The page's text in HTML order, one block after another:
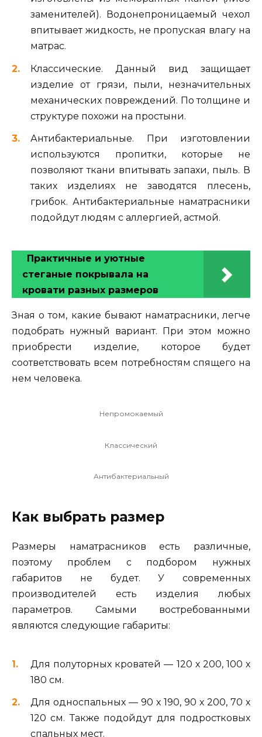
заменителей). Водонепроницаемый чехол
впитывает жидкость, не пропуская влагу на
матрас.
Классические. Данный вид защищает
изделие от грязи, пыли, незначительных
механических повреждений. По толщине и
структуре похожи на простыни.
Антибактериальные. При изготовлении
используются пропитки, которые не
позволяют ткани впитывать запахи, пыль. В
таких изделиях не заводятся плесень,
грибок. Антибактериальные наматрасники
подойдут людям с аллергией, астмой.
Практичные и уютные
стеганые покрывала на
кровати разных размеров
Зная о том, какие бывают наматрасники, легче
подобрать нужный вариант. При этом можно
приобрести изделие, которое будет
соответствовать всем потребностям спящего на
нем человека.
Непромокаемый
Классический
Антибактериальный
Как выбрать размер
Размеры наматрасников есть различные,
поэтому проблем с подбором нужных
габаритов не будет. У современных
производителей есть изделия любых
параметров. Самыми востребованными
являются следующие габариты:
Для полуторных кроватей — 120 х 200, 100 х
180 см.
Для односпальных — 90 х 190, 90 х 200, 70 х
120 см. Также подойдут для подростковых
спальных мест.